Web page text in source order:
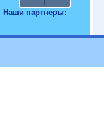
Наши партнеры: